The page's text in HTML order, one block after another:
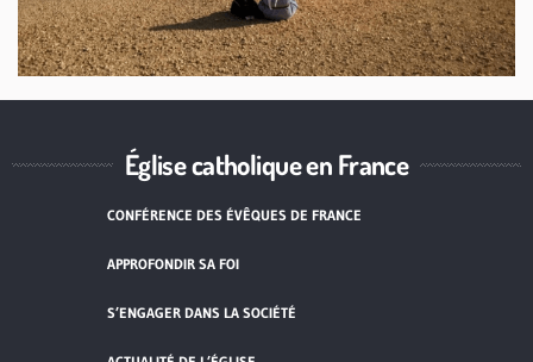
Église catholique en France
CONFÉRENCE DES ÉVÊQUES DE FRANCE
APPROFONDIR SA FOI
S’ENGAGER DANS LA SOCIÉTÉ